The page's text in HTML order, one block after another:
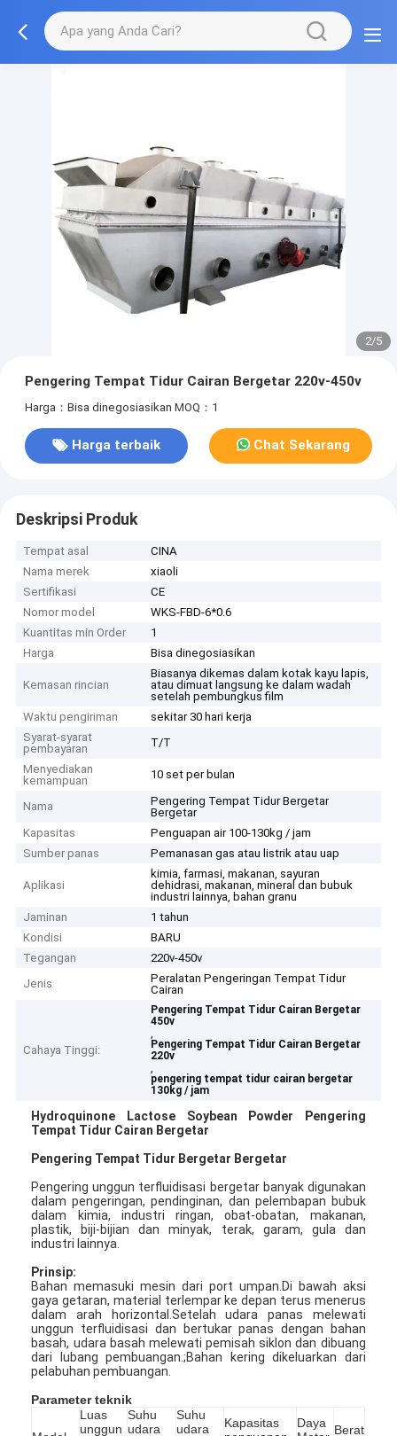
2/5
Pengering Tempat Tidur Cairan Bergetar 220v-450v
Harga：Bisa dinegosiasikan MOQ：1
Harga terbaik Chat Sekarang
Deskripsi Produk
Tempat asal
CINA
Nama merek
xiaoli
Sertifikasi
CE
Nomor model
WKS-FBD-6*0.6
Kuantitas min Order
1
Harga
Bisa dinegosiasikan
Kemasan rincian
Biasanya dikemas dalam kotak kayu lapis,
atau dimuat langsung ke dalam wadah
setelah pembungkus film
Waktu pengiriman
sekitar 30 hari kerja
Syarat-syarat
pembayaran
T/T
Menyediakan
kemampuan
10 set per bulan
Nama
Pengering Tempat Tidur Bergetar
Bergetar
Kapasitas
Penguapan air 100-130kg / jam
Sumber panas
Pemanasan gas atau listrik atau uap
Aplikasi
kimia, farmasi, makanan, sayuran
dehidrasi, makanan, mineral dan bubuk
industri lainnya, bahan granu
Jaminan
1 tahun
Kondisi
BARU
Tegangan
220v-450v
Jenis
Peralatan Pengeringan Tempat Tidur
Cairan
Cahaya Tinggi:
Pengering Tempat Tidur Cairan Bergetar
450v
,
Pengering Tempat Tidur Cairan Bergetar
220v
,
pengering tempat tidur cairan bergetar
130kg / jam
Hydroquinone Lactose Soybean Powder Pengering
Tempat Tidur Cairan Bergetar
Pengering Tempat Tidur Bergetar Bergetar
Pengering unggun terfluidisasi bergetar banyak digunakan
dalam pengeringan, pendinginan, dan pelembapan bubuk
dalam kimia, industri ringan, obat-obatan, makanan,
plastik, biji-bijian dan minyak, terak, garam, gula dan
industri lainnya.
Prinsip:
Bahan memasuki mesin dari port umpan.Di bawah aksi
gaya getaran, material terlempar ke depan terus menerus
dalam arah horizontal.Setelah udara panas melewati
unggun terfluidisasi dan bertukar panas dengan bahan
basah, udara basah melewati pemisah siklon dan dibuang
dari lubang pembuangan.;Bahan kering dikeluarkan dari
pelabuhan pembuangan.
Parameter teknik
Luas
unggun
Suhu
udara
Suhu
udara
Kapasitas
Daya
Berat